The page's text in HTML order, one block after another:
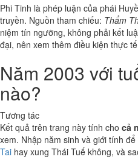
Phi Tinh là phép luận của phái
truyền. Nguồn tham chiếu: Thẩm
niệm tín ngưỡng, không phải kết
đại, nên xem thêm điều kiện thực
Năm 2003 với
nào?
Tương tác
Kết quả trên trang này tính cho cả
xem. Nhập năm sinh và giới tính
Tai hay xung Thái Tuế không, và